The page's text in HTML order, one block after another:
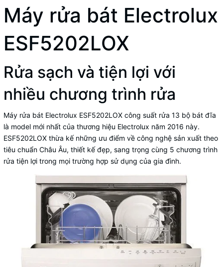
Máy rửa bát Electrolux
ESF5202LOX
Rửa sạch và tiện lợi với
nhiều chương trình rửa
Máy rửa bát Electrolux ESF5202LOX công suất rửa 13 bộ bát đĩa
là model mới nhất của thương hiệu Electrolux năm 2016 này.
ESF5202LOX thừa kế những ưu điểm về công nghệ sản xuất theo
tiêu chuẩn Châu Âu, thiết kế đẹp, sang trọng cùng 5 chương trình
rửa tiện lợi trong mọi trường hợp sử dụng của gia đình.